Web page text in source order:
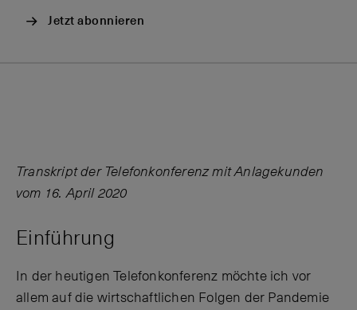
Jetzt abonnieren
Transkript der Telefonkonferenz mit Anlagekunden
vom 16. April 2020
Einführung
In der heutigen Telefonkonferenz möchte ich vor
allem auf die wirtschaftlichen Folgen der Pandemie